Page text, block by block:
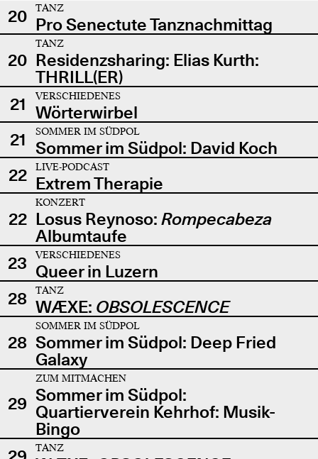
20
TANZ
Pro Senectute Tanznachmittag
20
TANZ
Residenzsharing: Elias Kurth:
THRILL(ER)
21
VERSCHIEDENES
Wörterwirbel
21
SOMMER IM SÜDPOL
Sommer im Südpol: David Koch
22
LIVE-PODCAST
Extrem Therapie
22
KONZERT
Losus Reynoso: Rompecabeza
Albumtaufe
23
VERSCHIEDENES
Queer in Luzern
28
TANZ
WÆXE: OBSOLESCENCE
28
SOMMER IM SÜDPOL
Sommer im Südpol: Deep Fried
Galaxy
29
ZUM MITMACHEN
Sommer im Südpol:
Quartierverein Kehrhof: Musik-
Bingo
TANZ